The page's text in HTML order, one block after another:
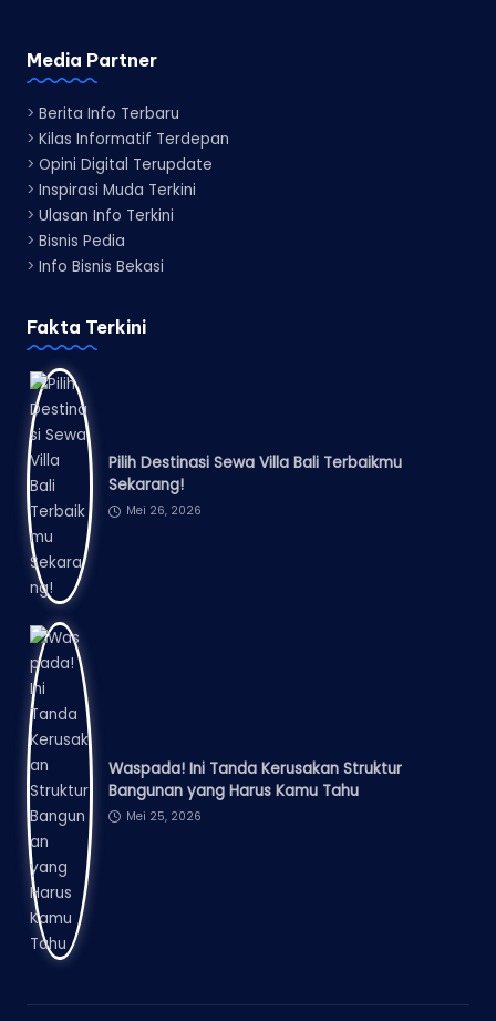
Media Partner
> Berita Info Terbaru
> Kilas Informatif Terdepan
> Opini Digital Terupdate
> Inspirasi Muda Terkini
> Ulasan Info Terkini
> Bisnis Pedia
> Info Bisnis Bekasi
Fakta Terkini
Pilih Destinasi Sewa Villa Bali Terbaikmu
Sekarang!
Mei 26, 2026
Waspada! Ini Tanda Kerusakan Struktur
Bangunan yang Harus Kamu Tahu
Mei 25, 2026